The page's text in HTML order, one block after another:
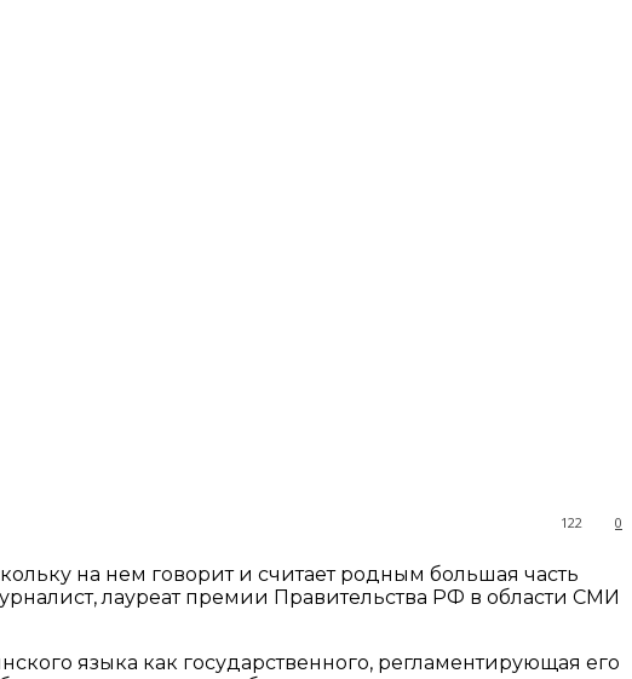
0
122
на нем говорит и считает родным большая часть
лауреат премии Правительства РФ в области СМИ
языка как государственного, регламентирующая его